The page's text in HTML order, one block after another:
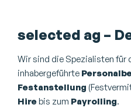
selected ag –
Wir sind die Spezialisten für
inhabergeführte
Festanstellung
Hirebis zum Payrolling.